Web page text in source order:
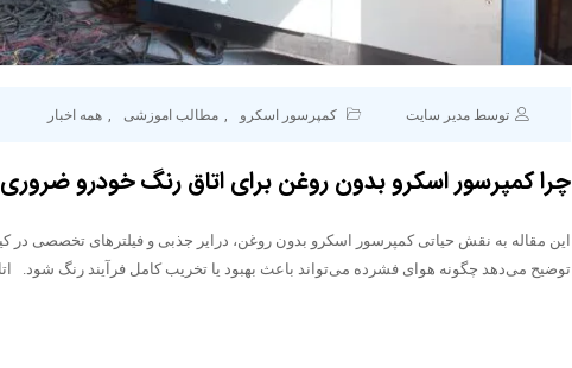
توسط مدیر سایت کمپرسور اسکرو مطالب اموزشی همه اخبار
چرا کمپرسور اسکرو بدون روغن برای اتاق رنگ خودرو
این مقاله به نقش حیاتی کمپرسور اسکرو بدون روغن، درایر جذبی و فیلترهای تخصصی در
توضیح می‌دهد چگونه هوای فشرده می‌تواند باعث بهبود یا تخریب کامل فرآیند رنگ شود.